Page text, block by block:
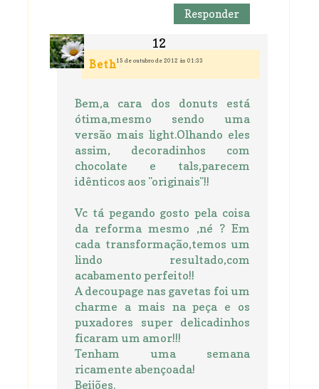
Responder
Beth15 de outubro de 2012 às 01:33
Bem,a cara dos donuts está
ótima,mesmo sendo uma
versão mais light.Olhando eles
assim, decoradinhos com
chocolate e tals,parecem
idênticos aos "originais"!!
Vc tá pegando gosto pela coisa
da reforma mesmo ,né ? Em
cada transformação,temos um
lindo resultado,com
acabamento perfeito!!
A decoupage nas gavetas foi um
charme a mais na peça e os
puxadores super delicadinhos
ficaram um amor!!!
Tenham uma semana
ricamente abençoada!
Beijões.